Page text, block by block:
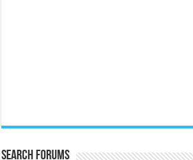
Search Forums